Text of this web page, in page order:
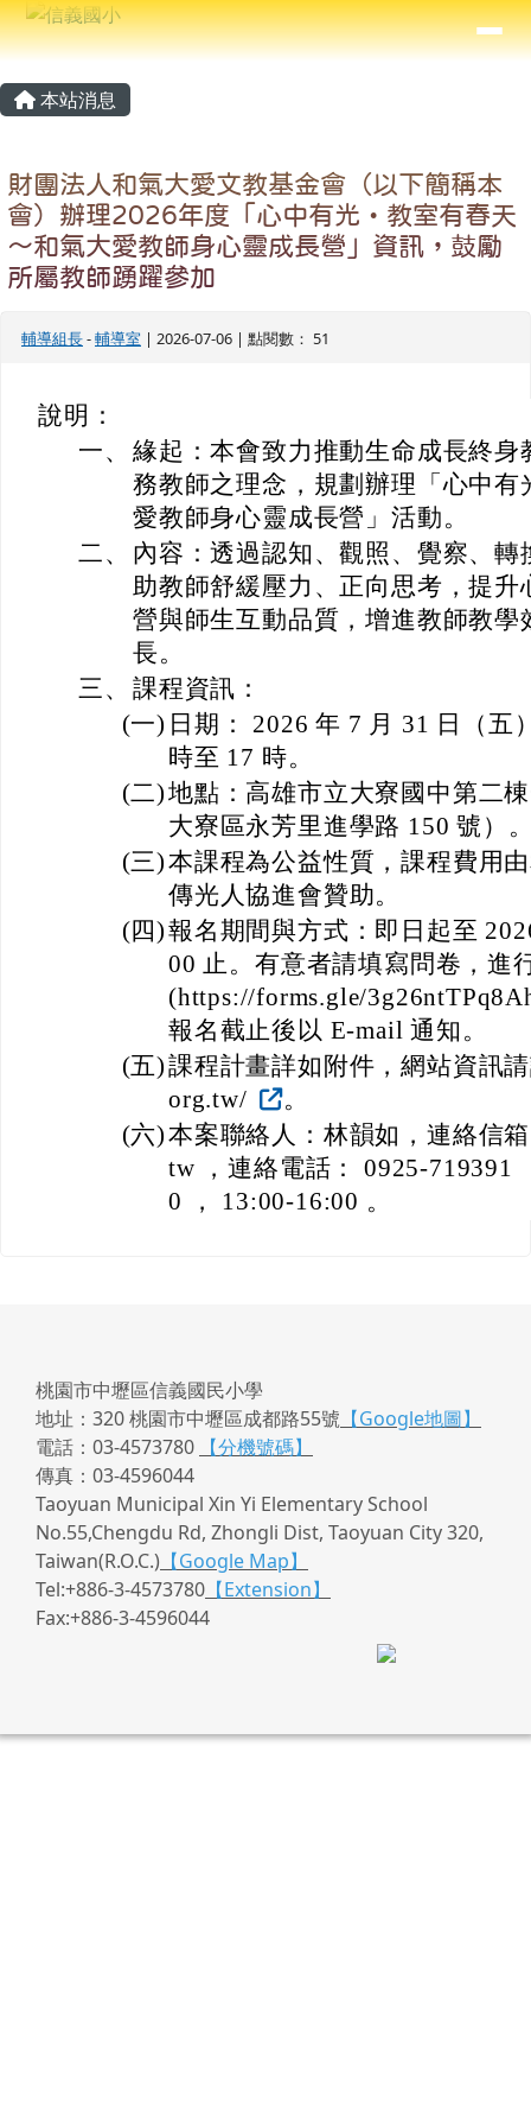
跳至主內容區
信義國小
⏸
導覽列
主內容區域
本站消息
財團法人和氣大愛文教基金會（以下簡稱本
會）辦理2026年度「心中有光・教室有春天
～和氣大愛教師身心靈成長營」資訊，鼓勵
所屬教師踴躍參加
輔導組長-輔導室 | 2026-07-06 | 點閱數： 51
說明：
一、 緣起：本會致力推動生命成長終
務教師之理念，規劃辦理「心中
愛教師身心靈成長營」活動。
二、
內容：透過認知、觀照、覺察、
助教師舒緩壓力、正向思考，提
營與師生互動品質，增進教師教
長。
三、 課程資訊：
(一) 日期： 2026 年 7 月 31 日（
時至 17 時。
(二)地點：高雄市立大寮國中第二
大寮區永芳里進學路 150 號）
(三)本課程為公益性質，課程費用
傳光人協進會贊助。
(四)報名期間與方式：即日起至
00 止。有意者請填寫問卷，進
(https://forms.gle/
報名截止後以 E-mail 通知。
(五)課程計畫詳如附件，網站資訊
org.tw/
。
(六)本案聯絡人：林韻如，連絡信
tw ，連絡電話： 0925-719391
0 ， 13:00-16:00 。
頁尾區域
桃園市中壢區信義國民小學
地址：320 桃園市中壢區成都路55號 【Google地圖】
電話：03-4573780
【分機號碼】
傳真：03-4596044
Taoyuan Municipal Xin Yi Elementary School
No.55,Chengdu Rd, Zhongli Dist, Taoyuan City 320,
Taiwan(R.O.C.) 【Google Map】
Tel:+886-3-4573780 【Extension】
Fax:+886-3-4596044